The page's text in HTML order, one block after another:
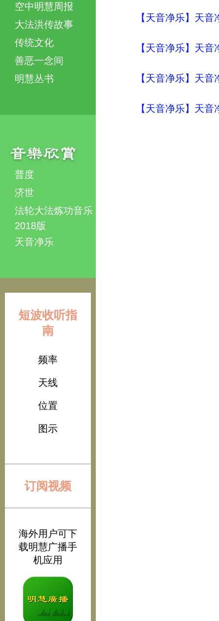
空中明慧周报
大法洪传故事
传统文化
善恶一念间
明慧丛书
普度
济世
法轮大法炼功音乐
2018版
天音净乐
短波收听指
南
频率
天线
位置
图示
订阅视频
海外用户可下
载明慧广播手
机应用
【天音净乐】天
【天音净乐】天
【天音净乐】天
【天音净乐】天